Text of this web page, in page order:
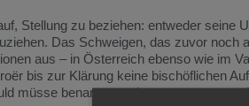
Stellung zu beziehen: entweder seine
Das Schweigen, das zuvor noch
aus – in Österreich ebenso wie im
bis zur Klärung keine bischöflichen
müsse benanntwerden,sagter,nurso